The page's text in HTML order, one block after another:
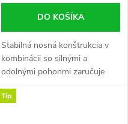
DO KOŠÍKA
Stabilná nosná konštrukcia v
kombinácii so silnými a
odolnými pohonmi zaručuje
stabilnú prevádzku pri zaťažení
až do 3,5 t, pričom vozidlo
Tip